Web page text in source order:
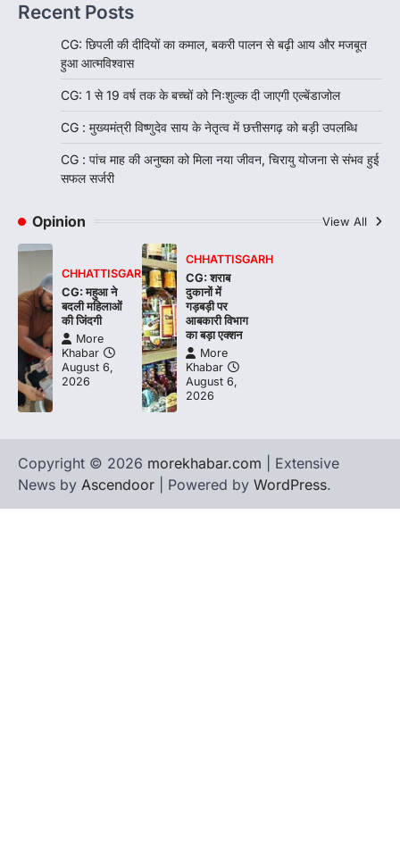
Recent Posts
CG: छिपली की दीदियों का कमाल, बकरी पालन से बढ़ी आय और मजबूत
हुआ आत्मविश्वास
CG: 1 से 19 वर्ष तक के बच्चों को निःशुल्क दी जाएगी एल्बेंडाजोल
CG : मुख्यमंत्री विष्णुदेव साय के नेतृत्व में छत्तीसगढ़ को बड़ी उपलब्धि
CG : पांच माह की अनुष्का को मिला नया जीवन, चिरायु योजना से संभव हुई
सफल सर्जरी
Opinion View All
CHHATTISGARH
CG: महुआ ने
बदली महिलाओं
की जिंदगी
More
Khabar
August 6,
2026
CHHATTISGARH
CG: शराब
दुकानों में
गड़बड़ी पर
आबकारी विभाग
का बड़ा एक्शन
More
Khabar
August 6,
2026
Copyright © 2026 morekhabar.com | Extensive
News by Ascendoor | Powered by WordPress.